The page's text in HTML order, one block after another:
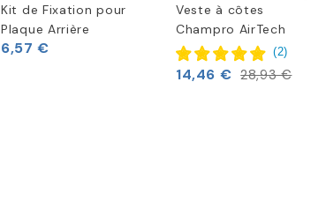
Kit de Fixation pour
Plaque Arrière
6,57 €
Veste à côtes
Champro AirTech
(2)
14,46 € 28,93 €